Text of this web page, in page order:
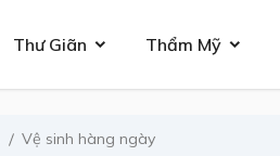
Thư Giãn Thẩm Mỹ
Vệ sinh hàng ngày